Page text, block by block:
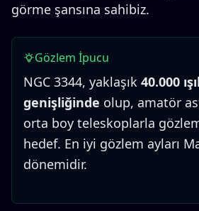
görme şansına sahibiz.
Gözlem İpucu
NGC 3344, yaklaşık 40.000
genişliğinde olup, amatör
orta boy teleskoplarla
hedef. En iyi gözlem ayları
dönemidir.